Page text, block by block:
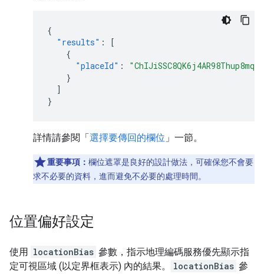
{
"results" :
[
{
"placeId" :
}
]
}
詳情請參閱「選擇要傳回的欄位 」一節。
重要事項： 欄位遮罩是良好的設計做法，可確保您不會要
求不必要的資料，進而避免不必要的處理時間。
位置偏好設定
使用 locationBias 參數，指示地理編碼服務優先顯示指
定可視區域 (以定界框表示) 內的結果。
locationBias 參